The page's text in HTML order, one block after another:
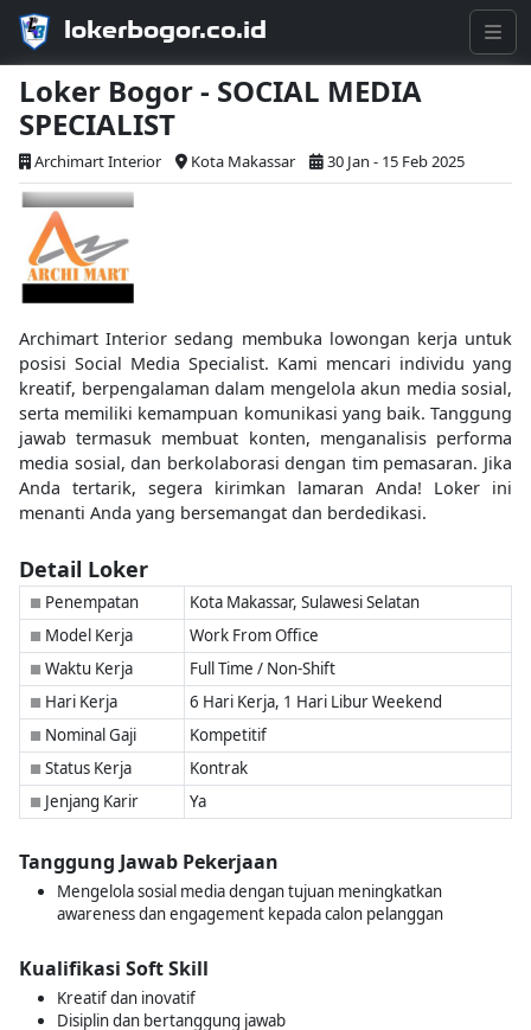
lokerbogor.co.id
Loker Bogor - SOCIAL MEDIA
SPECIALIST
Archimart Interior Kota Makassar 30 Jan - 15 Feb 2025
Archimart Interior sedang membuka lowongan kerja untuk
posisi Social Media Specialist. Kami mencari individu yang
kreatif, berpengalaman dalam mengelola akun media sosial,
serta memiliki kemampuan komunikasi yang baik. Tanggung
jawab termasuk membuat konten, menganalisis performa
media sosial, dan berkolaborasi dengan tim pemasaran. Jika
Anda tertarik, segera kirimkan lamaran Anda! Loker ini
menanti Anda yang bersemangat dan berdedikasi.
Detail Loker
■ Penempatan Kota Makassar, Sulawesi Selatan
■ Model Kerja Work From Office
■ Waktu Kerja Full Time / Non-Shift
■ Hari Kerja 6 Hari Kerja, 1 Hari Libur Weekend
■ Nominal Gaji Kompetitif
■ Status Kerja Kontrak
■ Jenjang Karir Ya
Tanggung Jawab Pekerjaan
Mengelola sosial media dengan tujuan meningkatkan
awareness dan engagement kepada calon pelanggan
Kualifikasi Soft Skill
Kreatif dan inovatif
Disiplin dan bertanggung jawab